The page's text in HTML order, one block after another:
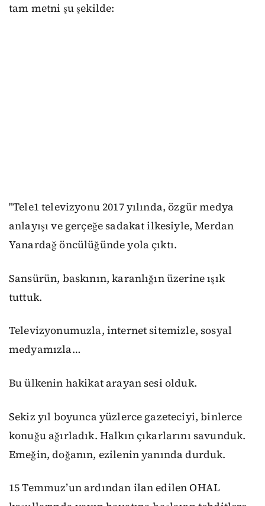
tam metni şu şekilde:
"Tele1 televizyonu 2017 yılında, özgür medya
anlayışı ve gerçeğe sadakat ilkesiyle, Merdan
Yanardağ öncülüğünde yola çıktı.
Sansürün, baskının, karanlığın üzerine ışık
tuttuk.
Televizyonumuzla, internet sitemizle, sosyal
medyamızla…
Bu ülkenin hakikat arayan sesi olduk.
Sekiz yıl boyunca yüzlerce gazeteciyi, binlerce
konuğu ağırladık. Halkın çıkarlarını savunduk.
Emeğin, doğanın, ezilenin yanında durduk.
15 Temmuz’un ardından ilan edilen OHAL